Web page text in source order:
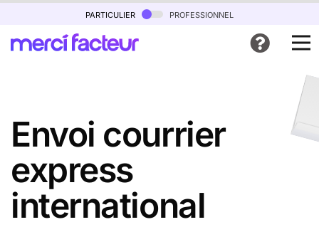
particulier professionnel
Envoi courrier
express
international